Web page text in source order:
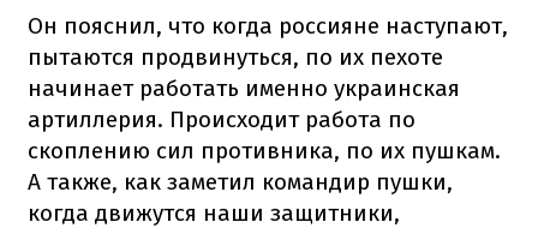
Он пояснил, что когда россияне наступают,
пытаются продвинуться, по их пехоте
начинает работать именно украинская
артиллерия. Происходит работа по
скоплению сил противника, по их пушкам.
А также, как заметил командир пушки,
когда движутся наши защитники,